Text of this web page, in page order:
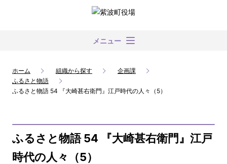
メニュー
ホーム 組織から探す
企画課
ふるさと物語
ふるさと物語 54 『大崎甚右衛門』江戸時代の人々（5）
ふるさと物語 54 『大崎甚右衛門』江戸
時代の人々（5）